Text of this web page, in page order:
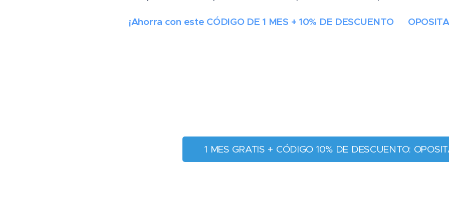
¡Ahorra con este CÓDIGO DE 1 MES + 10% DE DESCUENTO
👉1 MES GRATIS + CÓDIGO 10% DE DESCUENTO: